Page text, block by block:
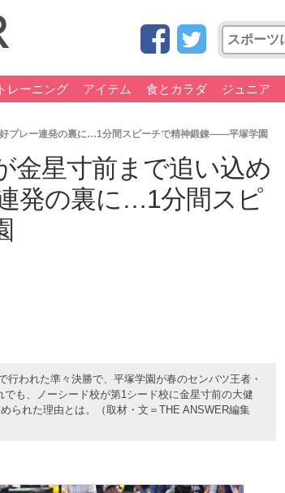
トレーニング アイテム 食とカラダ ジュニア
プレー連発の裏に…1分間スピーチで精神鍛錬――平塚学園
金星寸前まで追い込め
発の裏に…1分間スピ
われた準々決勝で、平塚学園が春のセンバツ王者・
も、ノーシード校が第1シード校に金星寸前の大健
られた理由とは。（取材・文＝THE ANSWER編集